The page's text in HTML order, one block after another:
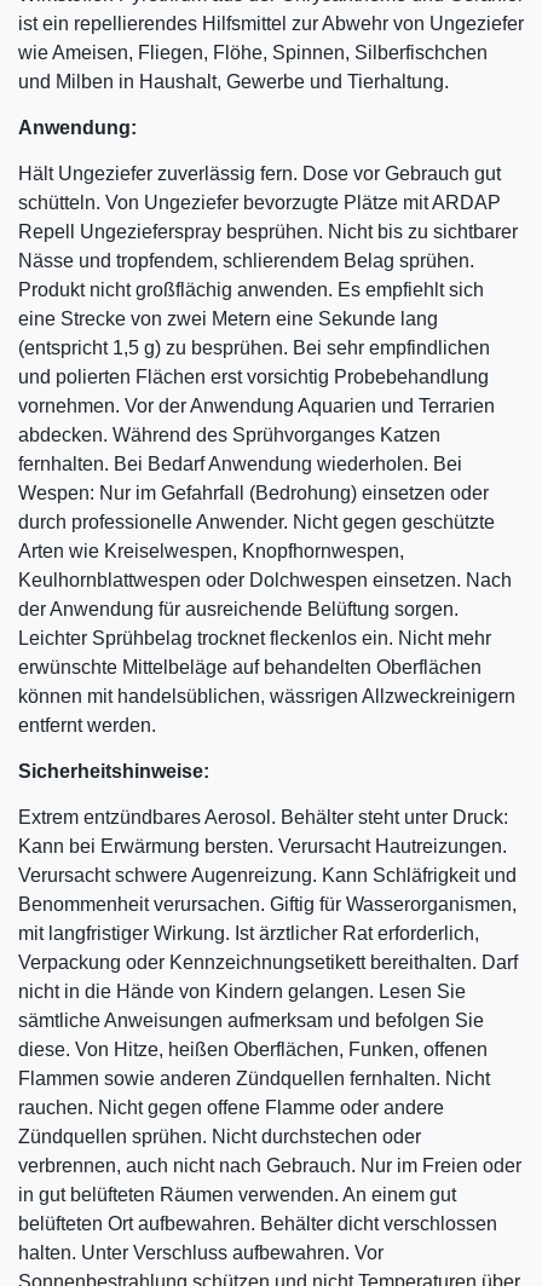
ist ein repellierendes Hilfsmittel zur Abwehr von Ungeziefer
wie Ameisen, Fliegen, Flöhe, Spinnen, Silberfischchen
und Milben in Haushalt, Gewerbe und Tierhaltung.
Anwendung:
Hält Ungeziefer zuverlässig fern. Dose vor Gebrauch gut
schütteln. Von Ungeziefer bevorzugte Plätze mit ARDAP
Repell Ungezieferspray besprühen. Nicht bis zu sichtbarer
Nässe und tropfendem, schlierendem Belag sprühen.
Produkt nicht großflächig anwenden. Es empfiehlt sich
eine Strecke von zwei Metern eine Sekunde lang
(entspricht 1,5 g) zu besprühen. Bei sehr empfindlichen
und polierten Flächen erst vorsichtig Probebehandlung
vornehmen. Vor der Anwendung Aquarien und Terrarien
abdecken. Während des Sprühvorganges Katzen
fernhalten. Bei Bedarf Anwendung wiederholen. Bei
Wespen: Nur im Gefahrfall (Bedrohung) einsetzen oder
durch professionelle Anwender. Nicht gegen geschützte
Arten wie Kreiselwespen, Knopfhornwespen,
Keulhornblattwespen oder Dolchwespen einsetzen. Nach
der Anwendung für ausreichende Belüftung sorgen.
Leichter Sprühbelag trocknet fleckenlos ein. Nicht mehr
erwünschte Mittelbeläge auf behandelten Oberflächen
können mit handelsüblichen, wässrigen Allzweckreinigern
entfernt werden.
Sicherheitshinweise:
Extrem entzündbares Aerosol. Behälter steht unter Druck:
Kann bei Erwärmung bersten. Verursacht Hautreizungen.
Verursacht schwere Augenreizung. Kann Schläfrigkeit und
Benommenheit verursachen. Giftig für Wasserorganismen,
mit langfristiger Wirkung. Ist ärztlicher Rat erforderlich,
Verpackung oder Kennzeichnungsetikett bereithalten. Darf
nicht in die Hände von Kindern gelangen. Lesen Sie
sämtliche Anweisungen aufmerksam und befolgen Sie
diese. Von Hitze, heißen Oberflächen, Funken, offenen
Flammen sowie anderen Zündquellen fernhalten. Nicht
rauchen. Nicht gegen offene Flamme oder andere
Zündquellen sprühen. Nicht durchstechen oder
verbrennen, auch nicht nach Gebrauch. Nur im Freien oder
in gut belüfteten Räumen verwenden. An einem gut
belüfteten Ort aufbewahren. Behälter dicht verschlossen
halten. Unter Verschluss aufbewahren. Vor
Sonnenbestrahlung schützen und nicht Temperaturen über